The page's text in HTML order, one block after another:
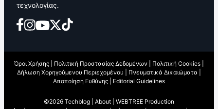
τεχνολογίας.
Όροι Χρήσης Πολιτική Προστασίας Δεδομένων Πολιτική Cookies
Δήλωση Χορηγούμενου Περιεχομένου
Πνευματικά Δικαιώματα
Αποποίηση Ευθύνης
Editorial Guidelines
©2026 Techblog | About
WEBTREE Production